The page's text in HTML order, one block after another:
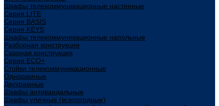
Шкафы телекоммуникационные настенные
Cерия LITE
Cерия BASIS
Cерия KEYS
Шкафы телекоммуникационные напольные
Разборная конструкция
Сварная конструкция
Серия ECO+
Стойки телекоммуникационные
Однорамные
Двухрамные
Шкафы антивандальные
Шкафы уличные (всепогодные)